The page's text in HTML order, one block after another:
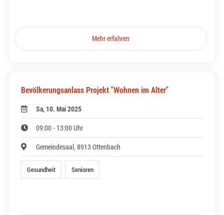
Mehr erfahren
Bevölkerungsanlass Projekt "Wohnen im Alter"
Sa, 10. Mai 2025
09:00 - 13:00 Uhr
Gemeindesaal, 8913 Ottenbach
Gesundheit Senioren